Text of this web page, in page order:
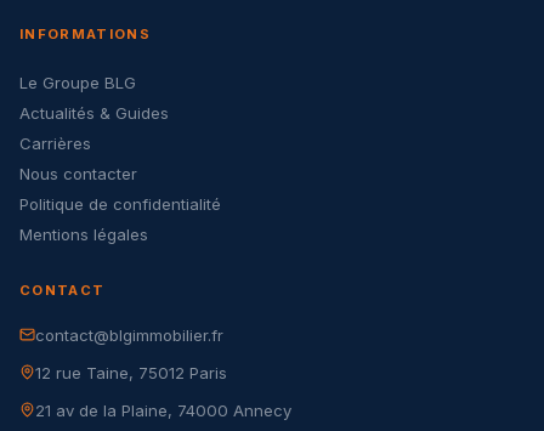
INFORMATIONS
Le Groupe BLG
Actualités & Guides
Carrières
Nous contacter
Politique de confidentialité
Mentions légales
CONTACT
contact@blgimmobilier.fr
12 rue Taine, 75012 Paris
21 av de la Plaine, 74000 Annecy